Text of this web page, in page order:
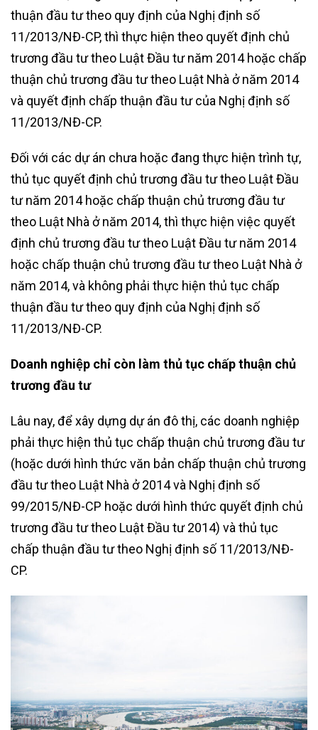
thuận đầu tư theo quy định của Nghị định số
11/2013/NĐ-CP, thì thực hiện theo quyết định chủ
trương đầu tư theo Luật Đầu tư năm 2014 hoặc chấp
thuận chủ trương đầu tư theo Luật Nhà ở năm 2014
và quyết định chấp thuận đầu tư của Nghị định số
11/2013/NĐ-CP.
Đối với các dự án chưa hoặc đang thực hiện trình tự,
thủ tục quyết định chủ trương đầu tư theo Luật Đầu
tư năm 2014 hoặc chấp thuận chủ trương đầu tư
theo Luật Nhà ở năm 2014, thì thực hiện việc quyết
định chủ trương đầu tư theo Luật Đầu tư năm 2014
hoặc chấp thuận chủ trương đầu tư theo Luật Nhà ở
năm 2014, và không phải thực hiện thủ tục chấp
thuận đầu tư theo quy định của Nghị định số
11/2013/NĐ-CP.
Doanh nghiệp chỉ còn làm thủ tục chấp thuận chủ
trương đầu tư
Lâu nay, để xây dựng dự án đô thị, các doanh nghiệp
phải thực hiện thủ tục chấp thuận chủ trương đầu tư
(hoặc dưới hình thức văn bản chấp thuận chủ trương
đầu tư theo Luật Nhà ở 2014 và Nghị định số
99/2015/NĐ-CP hoặc dưới hình thức quyết định chủ
trương đầu tư theo Luật Đầu tư 2014) và thủ tục
chấp thuận đầu tư theo Nghị định số 11/2013/NĐ-
CP.